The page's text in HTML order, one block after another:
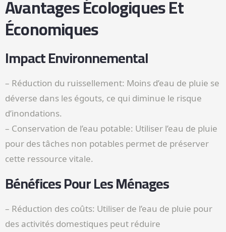
Avantages Écologiques Et
Économiques
Impact Environnemental
– Réduction du ruissellement: Moins d’eau de pluie se
déverse dans les égouts, ce qui diminue le risque
d’inondations.
– Conservation de l’eau potable: Utiliser l’eau de pluie
pour des tâches non potables permet de préserver
cette ressource vitale.
Bénéfices Pour Les Ménages
– Réduction des coûts: Utiliser de l’eau de pluie pour
des activités domestiques peut réduire